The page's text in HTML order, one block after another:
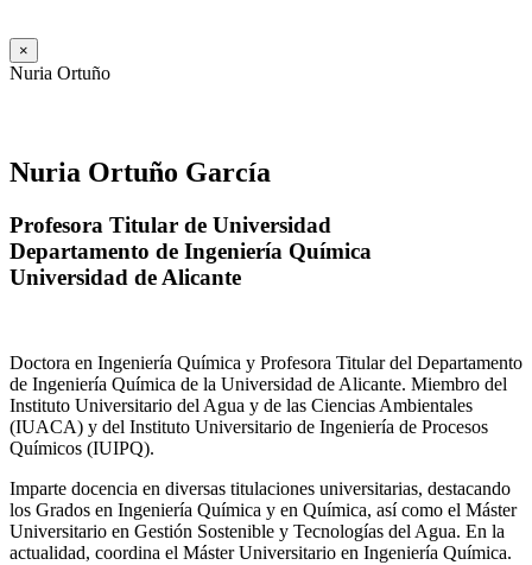
×
Nuria Ortuño
Nuria Ortuño García
Profesora Titular de Universidad
Departamento de Ingeniería Química
Universidad de Alicante
Doctora en Ingeniería Química y Profesora Titular del Departamento
de Ingeniería Química de la Universidad de Alicante. Miembro del
Instituto Universitario del Agua y de las Ciencias Ambientales
(IUACA) y del Instituto Universitario de Ingeniería de Procesos
Químicos (IUIPQ).
Imparte docencia en diversas titulaciones universitarias, destacando
los Grados en Ingeniería Química y en Química, así como el Máster
Universitario en Gestión Sostenible y Tecnologías del Agua. En la
actualidad, coordina el Máster Universitario en Ingeniería Química.